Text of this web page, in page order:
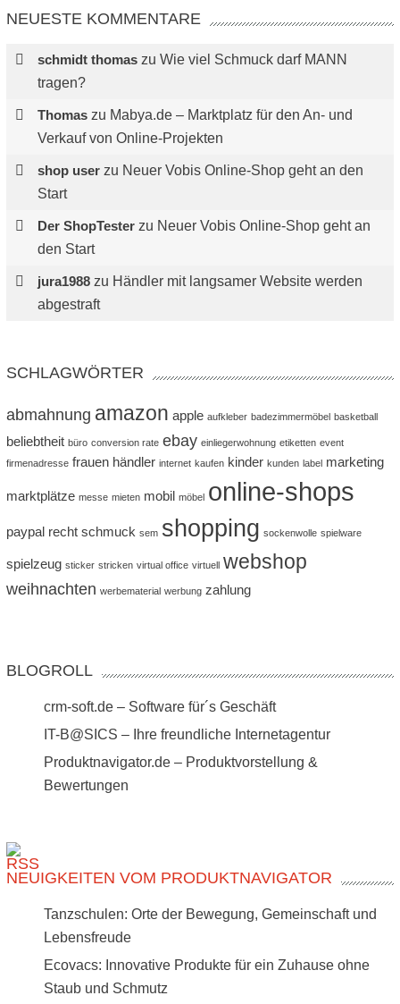
NEUESTE KOMMENTARE
schmidt thomaszu Wie viel Schmuck darf MANN
tragen?
Thomaszu Mabya.de – Marktplatz für den An- und
Verkauf von Online-Projekten
shop userzu Neuer Vobis Online-Shop geht an den
Start
Der ShopTesterzu Neuer Vobis Online-Shop geht an
den Start
jura1988zu Händler mit langsamer Website werden
abgestraft
SCHLAGWÖRTER
abmahnung amazon apple aufkleber badezimmermöbel basketball
beliebtheit büro conversion rate ebay einliegerwohnung etiketten event
firmenadresse frauen händler internet kaufen kinder kunden label marketing
marktplätze messe mieten mobil möbel online-shops
paypal recht schmuck sem shopping sockenwolle spielware
spielzeug sticker stricken virtual office virtuell webshop
weihnachten werbematerial werbung zahlung
BLOGROLL
crm-soft.de – Software für´s Geschäft
IT-B@SICS – Ihre freundliche Internetagentur
Produktnavigator.de – Produktvorstellung &
Bewertungen
NEUIGKEITEN VOM PRODUKTNAVIGATOR
Tanzschulen: Orte der Bewegung, Gemeinschaft und
Lebensfreude
Ecovacs: Innovative Produkte für ein Zuhause ohne
Staub und Schmutz